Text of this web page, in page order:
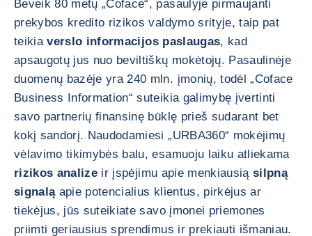
Beveik 80 metų „Coface“, pasaulyje pirmaujanti
prekybos kredito rizikos valdymo srityje, taip pat
teikiaverslo informacijos paslaugas, kad
apsaugotų jus nuo beviltiškų mokėtojų. Pasaulinėje
duomenų bazėje yra 240 mln. įmonių, todėl „Coface
Business Information“ suteikia galimybę įvertinti
savo partnerių finansinę būklę prieš sudarant bet
kokį sandorį. Naudodamiesi „URBA360“ mokėjimų
vėlavimo tikimybės balu, esamuoju laiku atliekama
rizikos analize ir įspėjimu apie menkiausią silpną
signaląapie potencialius klientus, pirkėjus ar
tiekėjus, jūs suteikiate savo įmonei priemones
priimti geriausius sprendimus ir prekiauti išmaniau.